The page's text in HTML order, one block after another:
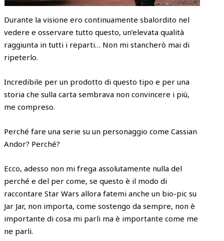
Durante la visione ero continuamente sbalordito nel
vedere e osservare tutto questo, un’elevata qualità
raggiunta in tutti i reparti… Non mi stancherò mai di
ripeterlo.
Incredibile per un prodotto di questo tipo e per una
storia che sulla carta sembrava non convincere i più,
me compreso.
Perché fare una serie su un personaggio come Cassian
Andor? Perché?
Ecco, adesso non mi frega assolutamente nulla del
perché e del per come, se questo è il modo di
raccontare Star Wars allora fatemi anche un bio-pic su
Jar Jar, non importa, come sostengo da sempre, non è
importante di cosa mi parli ma è importante come me
ne parli.